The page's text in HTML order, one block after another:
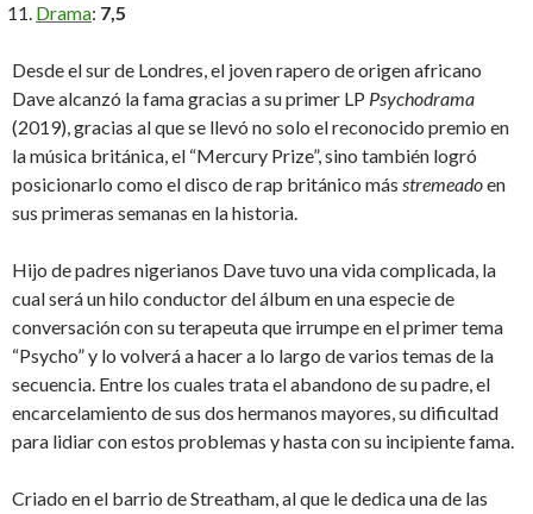
Drama: 7,5
Desde el sur de Londres, el joven rapero de origen africano
Dave alcanzó la fama gracias a su primer LP Psychodrama
(2019), gracias al que se llevó no solo el reconocido premio en
la música británica, el “Mercury Prize”, sino también logró
posicionarlo como el disco de rap británico más stremeadoen
sus primeras semanas en la historia.
Hijo de padres nigerianos Dave tuvo una vida complicada, la
cual será un hilo conductor del álbum en una especie de
conversación con su terapeuta que irrumpe en el primer tema
“Psycho” y lo volverá a hacer a lo largo de varios temas de la
secuencia. Entre los cuales trata el abandono de su padre, el
encarcelamiento de sus dos hermanos mayores, su dificultad
para lidiar con estos problemas y hasta con su incipiente fama.
Criado en el barrio de Streatham, al que le dedica una de las